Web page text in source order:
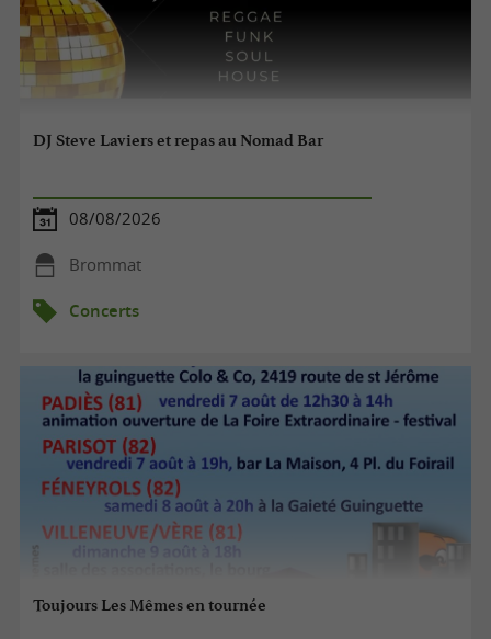
DJ Steve Laviers et repas au Nomad Bar
08/08/2026
Brommat
Concerts
Toujours Les Mêmes en tournée